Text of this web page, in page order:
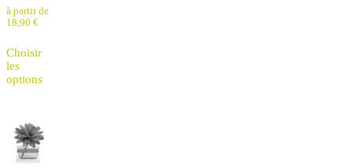
à partir de
18,90 €
Choisir
les
options